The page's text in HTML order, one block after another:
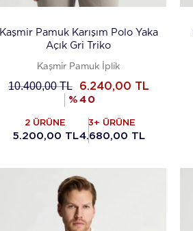
Kaşmir Pamuk Karışım Polo Yaka
Açık Gri Triko
Kaşmir Pamuk İplik
10.400,00TL 6.240,00 TL
% 40
2 ÜRÜNE
5.200,00 TL
3+ ÜRÜNE
4.680,00 TL